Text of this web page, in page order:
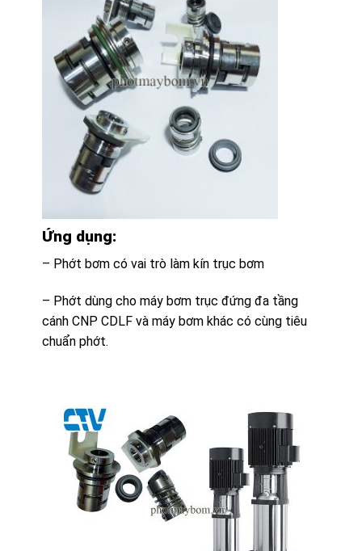
Ứng dụng:
– Phớt bơm có vai trò làm kín trục bơm
– Phớt dùng cho máy bơm trục đứng đa tầng
cánh CNP CDLF và máy bơm khác có cùng tiêu
chuẩn phớt.